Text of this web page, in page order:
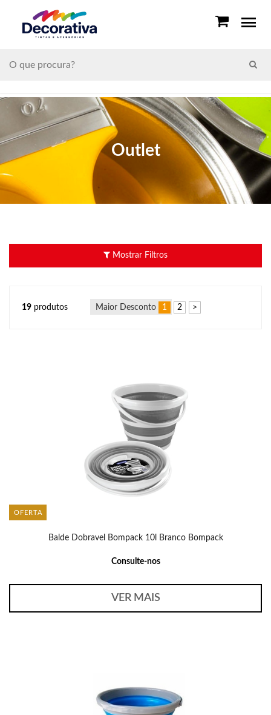
Outlet
Mostrar Filtros
19 produtos 1 2 >
OFERTA
Balde Dobravel Bompack 10l Branco Bompack
Consulte-nos
VER MAIS